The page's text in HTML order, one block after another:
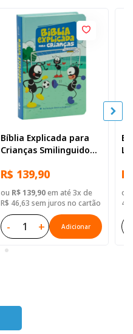
Bíblia Explicada para
Crianças Smilinguido
Explicada Smilinguido -
Capa dura ilustrada,
futebol
R$ 139,90
ou R$ 139,90em até 3x de
R$ 46,63 sem juros no cartão
- + Adicionar
ou